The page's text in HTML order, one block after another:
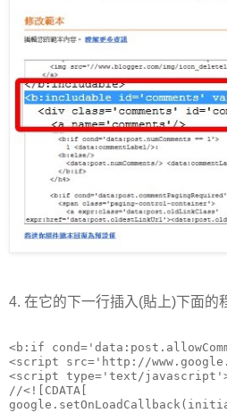
4. 在它的下一行插入(貼上)下面的
<b:if
<script src='http://
<script type='text/
//<![CDATA[